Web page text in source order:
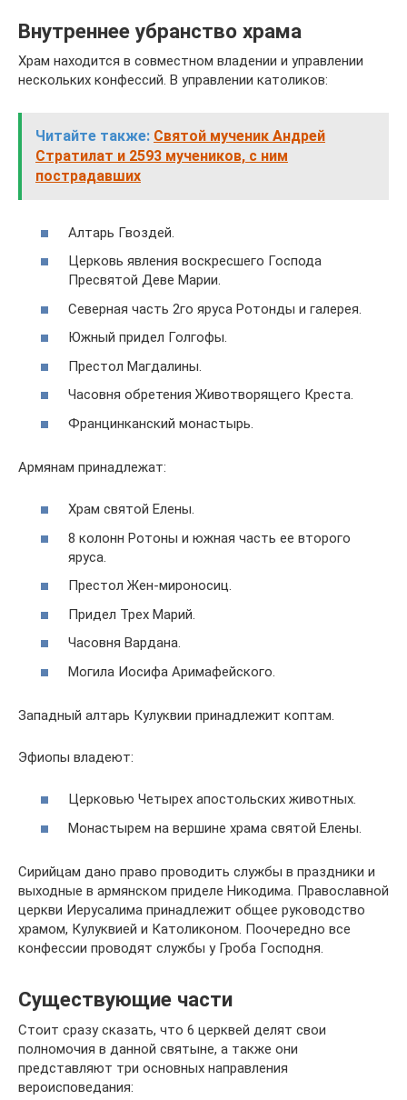
Внутреннее убранство храма
Храм находится в совместном владении и управлении
нескольких конфессий. В управлении католиков:
Читайте также: Cвятой мученик Андрей
Стратилат и 2593 мучеников, с ним
пострадавших
Алтарь Гвоздей.
Церковь явления воскресшего Господа
Пресвятой Деве Марии.
Северная часть 2го яруса Ротонды и галерея.
Южный придел Голгофы.
Престол Магдалины.
Часовня обретения Животворящего Креста.
Францинканский монастырь.
Армянам принадлежат:
Храм святой Елены.
8 колонн Ротоны и южная часть ее второго
яруса.
Престол Жен-мироносиц.
Придел Трех Марий.
Часовня Вардана.
Могила Иосифа Аримафейского.
Западный алтарь Кулуквии принадлежит коптам.
Эфиопы владеют:
Церковью Четырех апостольских животных.
Монастырем на вершине храма святой Елены.
Сирийцам дано право проводить службы в праздники и
выходные в армянском приделе Никодима. Православной
церкви Иерусалима принадлежит общее руководство
храмом, Кулуквией и Католиконом. Поочередно все
конфессии проводят службы у Гроба Господня.
Существующие части
Стоит сразу сказать, что 6 церквей делят свои
полномочия в данной святыне, а также они
представляют три основных направления
вероисповедания: